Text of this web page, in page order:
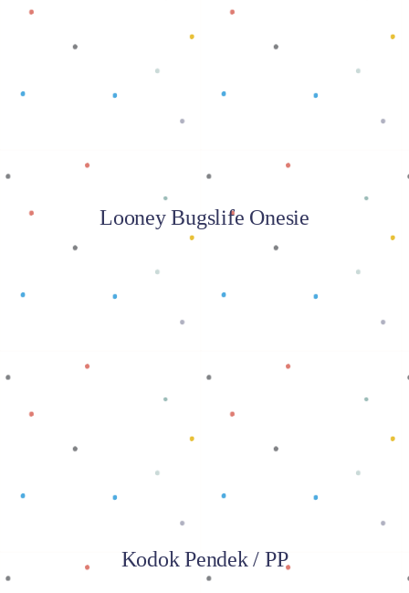
Baca selengkapnya
Looney Bugslife Onesie
Kodok Pendek / PP